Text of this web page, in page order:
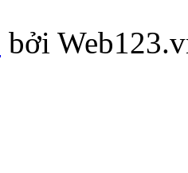
bởi